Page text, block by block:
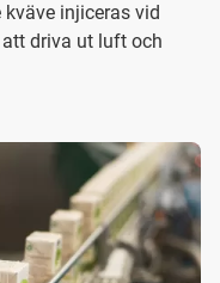
injiceras vid
driva ut luft och